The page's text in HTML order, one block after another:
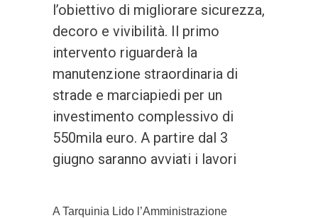
l’obiettivo di migliorare sicurezza,
decoro e vivibilità. Il primo
intervento riguarderà la
manutenzione straordinaria di
strade e marciapiedi per un
investimento complessivo di
550mila euro. A partire dal 3
giugno saranno avviati i lavori
A Tarquinia Lido l’Amministrazione